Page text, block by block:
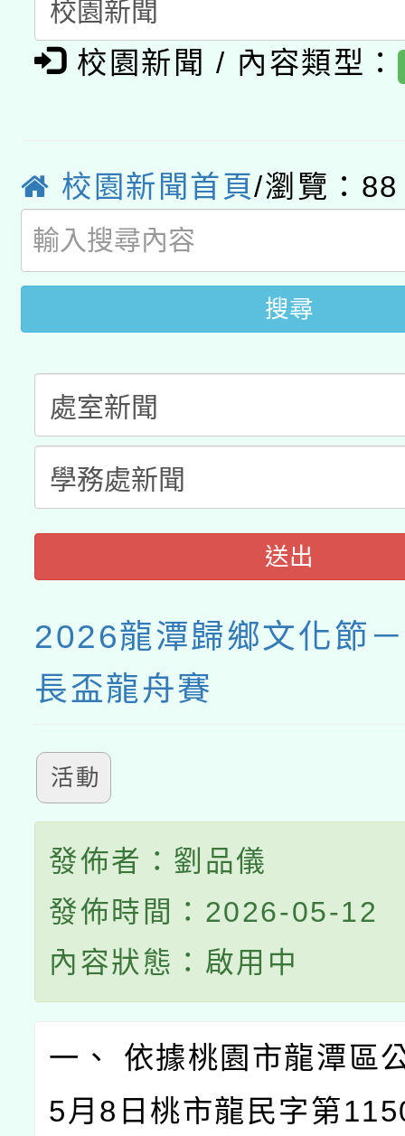
心」，鼓勵退休同仁踴
案。
招甄選結果公告(無人
招)
適應運動共學行動站研
本館辦理115年度閱讀
校園新聞 / 內容類型：
校園新聞首頁/瀏覽：88
搜尋
送出
2026龍潭歸鄉文化節
長盃龍舟賽
活動
發佈者：劉品儀
發佈時間：2026-05-12
內容狀態：啟用中
一、 依據桃園市龍潭區
5月8日桃市龍民字第